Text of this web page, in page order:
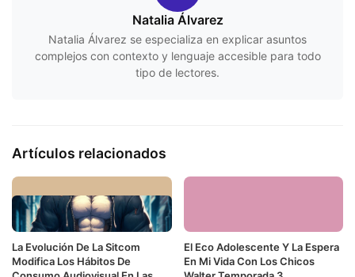
Natalia Álvarez
Natalia Álvarez se especializa en explicar asuntos
complejos con contexto y lenguaje accesible para todo
tipo de lectores.
Artículos relacionados
La Evolución De La Sitcom
Modifica Los Hábitos De
El Eco Adolescente Y La Espera
En Mi Vida Con Los Chicos